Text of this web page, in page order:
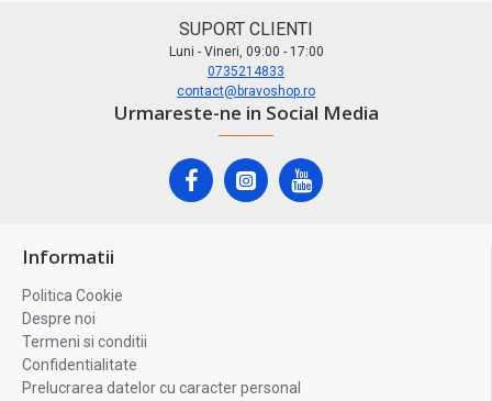
SUPORT CLIENTI
Luni - Vineri, 09:00 - 17:00
0735214833
contact@bravoshop.ro
Urmareste-ne in Social Media
Informatii
Politica Cookie
Despre noi
Termeni si conditii
Confidentialitate
Prelucrarea datelor cu caracter personal